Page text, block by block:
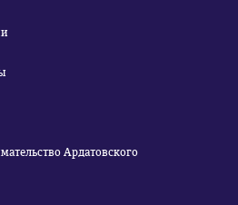
Ардатовского